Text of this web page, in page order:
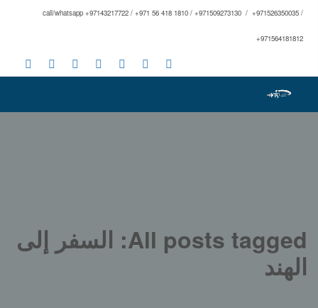
call/whatsapp +97143217722 / +971 56 418 1810 / +971509273130 / +971526350035 /
+971564181812
All posts tagged: السفر إلى
الهند